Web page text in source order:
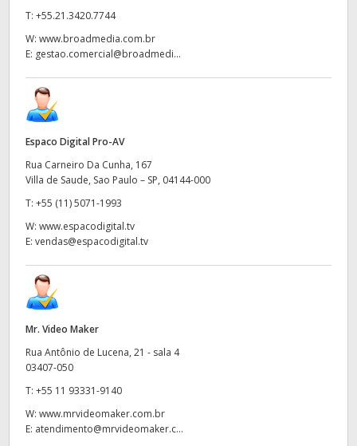
T: +55.21.3420.7744
W: www.broadmedia.com.br
E: gestao.comercial@broadmedi...
Espaco Digital Pro-AV
Rua Carneiro Da Cunha, 167
Villa de Saude, Sao Paulo – SP, 04144-000
T: +55 (11) 5071-1993
W: www.espacodigital.tv
E: vendas@espacodigital.tv
Mr. Video Maker
Rua Antônio de Lucena, 21 - sala 4
03407-050
T: +55 11 93331-9140
W: www.mrvideomaker.com.br
E: atendimento@mrvideomaker.c...